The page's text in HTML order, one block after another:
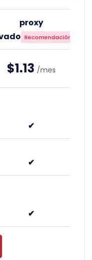
proxy
Recomendación
$1.13 /mes
✔
✔
✔